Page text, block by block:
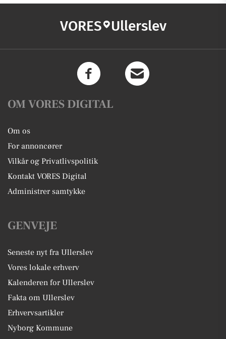
VORES Ullerslev
OM VORES DIGITAL
Om os
For annoncører
Vilkår og Privatlivspolitik
Kontakt VORES Digital
Administrer samtykke
GENVEJE
Seneste nyt fra Ullerslev
Vores lokale erhverv
Kalenderen for Ullerslev
Fakta om Ullerslev
Erhvervsartikler
Nyborg Kommune